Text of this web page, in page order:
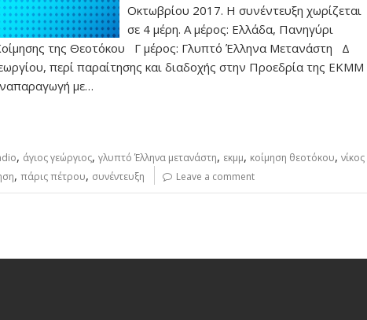
Οκτωβρίου 2017. Η συνέντευξη χωρίζεται
σε 4 μέρη. Α μέρος: Ελλάδα, Πανηγύρι
της Θεοτόκου Γ μέρος: Γλυπτό Έλληνα Μετανάστη Δ
περί παραίτησης και διαδοχής στην Προεδρία της ΕΚΜΜ
με…
, άγιος γεώργιος, γλυπτό Έλληνα μετανάστη, εκμμ, κοίμηση θεοτόκου, νίκος
, πάρις πέτρου, συνέντευξη Leave a comment